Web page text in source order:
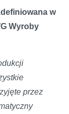
w
Wyroby
przez